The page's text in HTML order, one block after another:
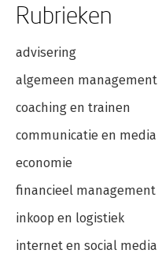
Rubrieken
advisering
algemeen management
coaching en trainen
communicatie en media
economie
financieel management
inkoop en logistiek
internet en social media